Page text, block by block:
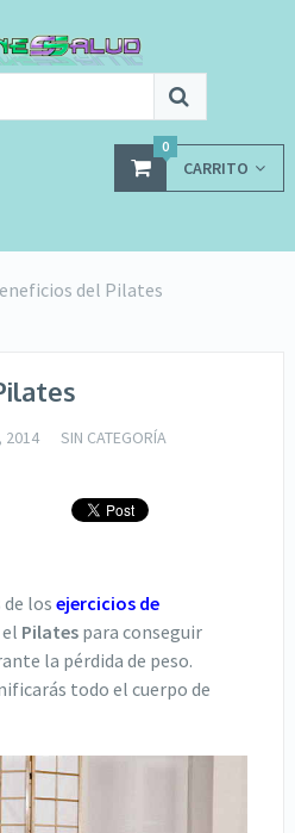
CARRITO
0
del Pilates
2014
SIN CATEGORÍA
los ejercicios de
Pilatespara conseguir
la pérdida de peso.
todo el cuerpo de